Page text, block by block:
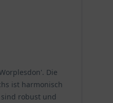
Die
ist harmonisch
robust und